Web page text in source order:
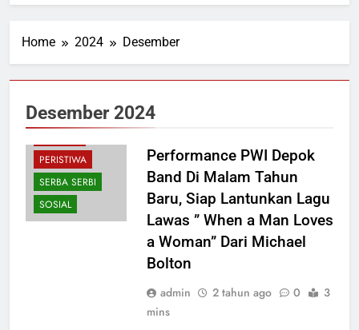
Home 2024 Desember
Desember 2024
BUDAYA
PERISTIWA
SERBA SERBI
SOSIAL
Performance PWI Depok
Band Di Malam Tahun
Baru, Siap Lantunkan Lagu
Lawas ” When a Man Loves
a Woman” Dari Michael
Bolton
admin 2 tahun ago 0
3
mins